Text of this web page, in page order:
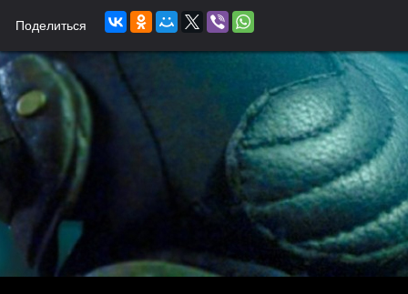
Поделиться